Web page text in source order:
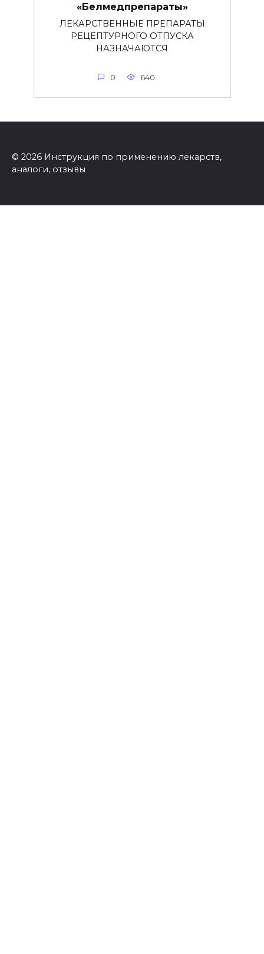
«Белмедпрепараты»
ЛЕКАРСТВЕННЫЕ ПРЕПАРАТЫ
РЕЦЕПТУРНОГО ОТПУСКА
НАЗНАЧАЮТСЯ
0 640
© 2026 Инструкция по применению лекарств,
аналоги, отзывы